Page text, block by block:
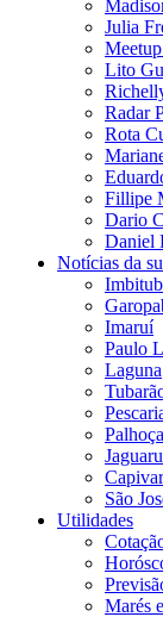
Julia
Lito
Radar
Rota
Fillipe
Dario
Daniel
Notícias da
Imaruí
Paulo
Laguna
Palhoça
São
Utilidades
Marés